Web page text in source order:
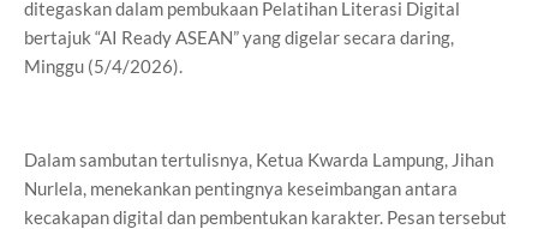
ditegaskan dalam pembukaan Pelatihan Literasi Digital
bertajuk “AI Ready ASEAN” yang digelar secara daring,
Minggu (5/4/2026).
Dalam sambutan tertulisnya, Ketua Kwarda Lampung, Jihan
Nurlela, menekankan pentingnya keseimbangan antara
kecakapan digital dan pembentukan karakter. Pesan tersebut